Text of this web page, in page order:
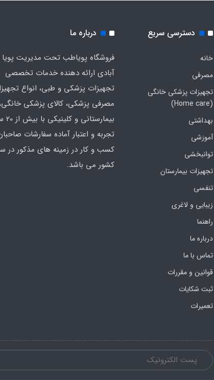
دسترسی سریع
خانه
مصرفی
تجهیزات پزشکی خانگی
(Home care)
بهداشتی
آموزشی
توانبخشی
تجهیزات بیمارستان
تنفسی
زیبایی و لاغری
راهنما
درباره ما
تماس با ما
قوانین و مقررات
ثبت شکایات
تعمیرات
درباره ما
فروشگاه پویاطب تحت مدیریت
آبادی ارائه دهنده خدمات تخصصی
تجهیزات پزشکی و طبی، انواع
مصرفی پزشکی، کالای پزشکی
تجربه و اعتبار آماده سفارشات
کسب و کار در زمینه های مذکور در
کشور می باشد.